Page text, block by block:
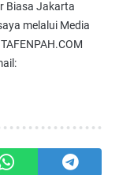
Biasa Jakarta
melalui Media